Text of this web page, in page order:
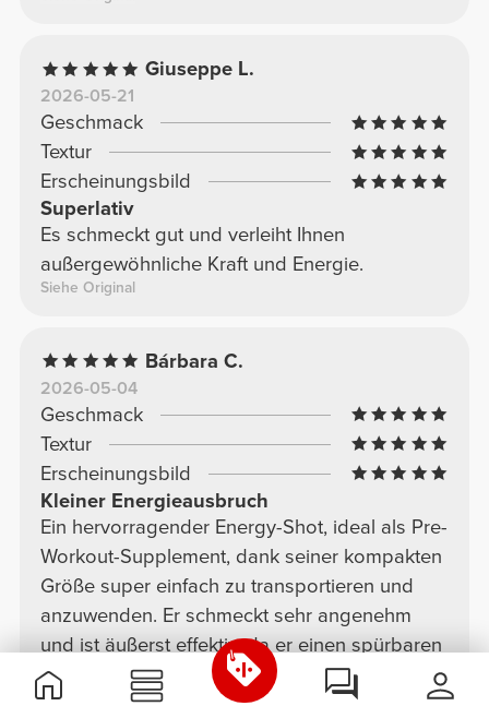
Giuseppe L.
2026-05-21
Geschmack
Textur
Erscheinungsbild
Superlativ
Es schmeckt gut und verleiht Ihnen
außergewöhnliche Kraft und Energie.
Siehe Original
Bárbara C.
2026-05-04
Geschmack
Textur
Erscheinungsbild
Kleiner Energieausbruch
Ein hervorragender Energy-Shot, ideal als Pre-
Workout-Supplement, dank seiner kompakten
Größe super einfach zu transportieren und
anzuwenden. Er schmeckt sehr angenehm
und ist äußerst effektiv, da er einen spürbaren
Energieschub liefert.
Siehe Original